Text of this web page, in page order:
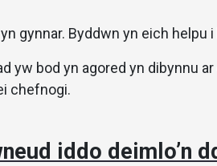
gynnar. Byddwn yn eich helpu i
yw bod yn agored yn dibynnu
chefnogi.
iddo deimlo’n